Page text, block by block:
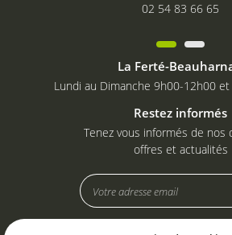
02 54 83 66 65
La Ferté-
Lundi au Dimanche 9h00-12h00
Restez informés
Tenez vous informés de nos
offres et actualités